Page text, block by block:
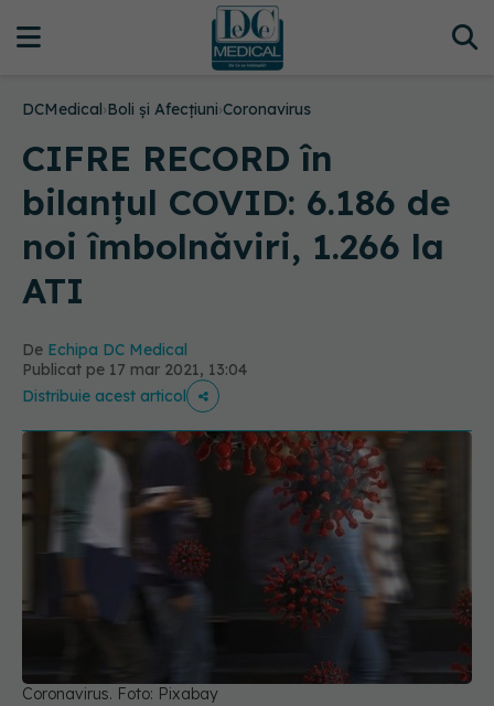
DCMedical›Boli și Afecțiuni›Coronavirus
CIFRE RECORD în
bilanțul COVID: 6.186 de
noi îmbolnăviri, 1.266 la
ATI
De Echipa DC Medical
Publicat pe 17 mar 2021, 13:04
Distribuie acest articol
Coronavirus. Foto: Pixabay